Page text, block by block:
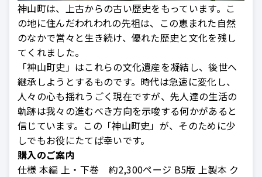
神山町は、上古からの古い歴史をもっています。こ
の地に住んだわれわれの先祖は、この恵まれた自然
のなかで営々と生き続け、優れた歴史と文化を残し
てくれました。
「神山町史」はこれらの文化遺産を凝結し、後世へ
継承しようとするものです。時代は急速に変化し、
人々の心も揺れうごく現在ですが、先人達の生活の
軌跡は我々の進むべき方向を示唆する何かがあると
信じています。この「神山町史」が、そのために少
しでもお役にたてば幸いです。
購入のご案内
仕様 本編 上・下巻 約2,300ページ B5版 上製本 ク